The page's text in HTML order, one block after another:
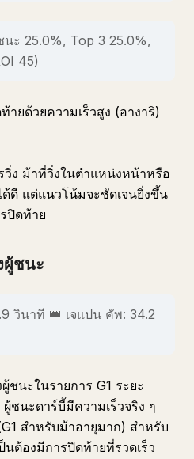
ะ 25.0%, Top 3 25.0%,
45)
ายด้วยความเร็วสูง (อางาริ)
ง ม้าที่วิ่งในตำแหน่งหน้าหรือ
ดี แต่แนวโน้มจะชัดเจนยิ่งขึ้น
ปิดท้าย
ผู้ชนะ
วินาที 👑 เจแปน คัพ: 34.2
ชนะในรายการ G1 ระยะ
ชนะดาร์บี้มีความเร็วจริง ๆ
สำหรับม้าอายุมาก) สำหรับ
ต้องมีการปิดท้ายที่รวดเร็ว